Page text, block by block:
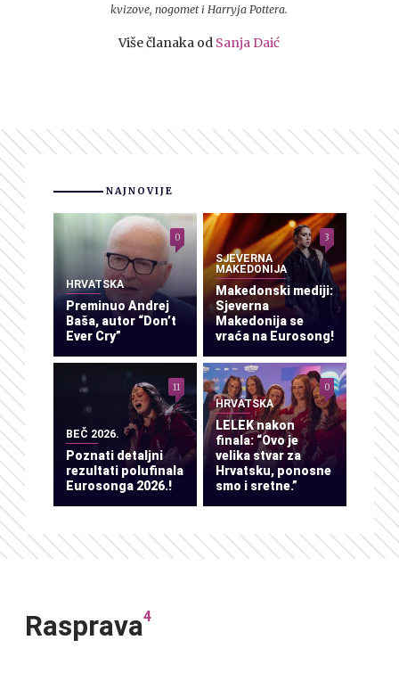
kvizove, nogomet i Harryja Pottera.
Više članaka od Sanja Daić
NAJNOVIJE
HRVATSKA
Preminuo Andrej
Baša, autor “Don’t
Ever Cry”
0
SJEVERNA
MAKEDONIJA
Makedonski mediji:
Sjeverna
Makedonija se
vraća na Eurosong!
3
BEČ 2026.
Poznati detaljni
rezultati polufinala
Eurosonga 2026.!
11
HRVATSKA
LELEK nakon
finala: “Ovo je
velika stvar za
Hrvatsku, ponosne
smo i sretne.”
0
Rasprava4